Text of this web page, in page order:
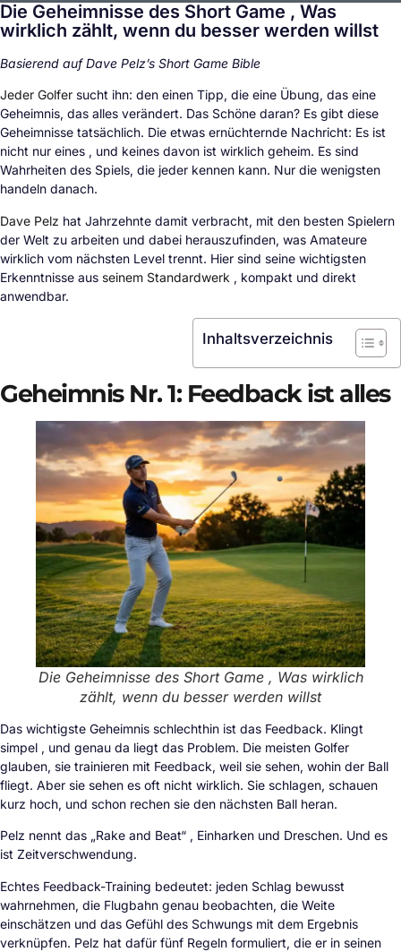
Die Geheimnisse des Short Game , Was
wirklich zählt, wenn du besser werden willst
Basierend auf Dave Pelz’s Short Game Bible
Jeder Golfer sucht ihn: den einen Tipp, die eine Übung, das eine
Geheimnis, das alles verändert. Das Schöne daran? Es gibt diese
Geheimnisse tatsächlich. Die etwas ernüchternde Nachricht: Es ist
nicht nur eines , und keines davon ist wirklich geheim. Es sind
Wahrheiten des Spiels, die jeder kennen kann. Nur die wenigsten
handeln danach.
Dave Pelz hat Jahrzehnte damit verbracht, mit den besten Spielern
der Welt zu arbeiten und dabei herauszufinden, was Amateure
wirklich vom nächsten Level trennt. Hier sind seine wichtigsten
Erkenntnisse aus seinem Standardwerk , kompakt und direkt
anwendbar.
Inhaltsverzeichnis
Geheimnis Nr. 1: Feedback ist alles
Die Geheimnisse des Short Game , Was wirklich
zählt, wenn du besser werden willst
Das wichtigste Geheimnis schlechthin ist das Feedback. Klingt
simpel , und genau da liegt das Problem. Die meisten Golfer
glauben, sie trainieren mit Feedback, weil sie sehen, wohin der Ball
fliegt. Aber sie sehen es oft nicht wirklich. Sie schlagen, schauen
kurz hoch, und schon rechen sie den nächsten Ball heran.
Pelz nennt das „Rake and Beat“ , Einharken und Dreschen. Und es
ist Zeitverschwendung.
Echtes Feedback-Training bedeutet: jeden Schlag bewusst
wahrnehmen, die Flugbahn genau beobachten, die Weite
einschätzen und das Gefühl des Schwungs mit dem Ergebnis
verknüpfen. Pelz hat dafür fünf Regeln formuliert, die er in seinen